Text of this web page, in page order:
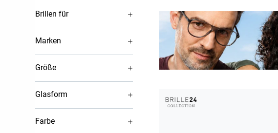
Brillen für
Marken
Größe
Glasform
Farbe